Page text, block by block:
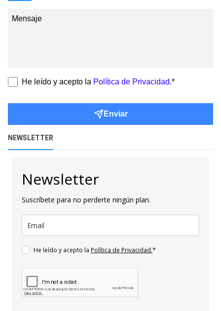
He leído y acepto la Política de Privacidad.*
Enviar
NEWSLETTER
Newsletter
Suscríbete para no perderte ningún plan.
He leído y acepto la Política de Privacidad.*